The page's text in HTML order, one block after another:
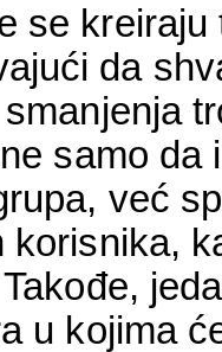
se
da
samo
već
korisnika,
u kojima